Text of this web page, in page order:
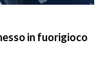
in fuorigioco